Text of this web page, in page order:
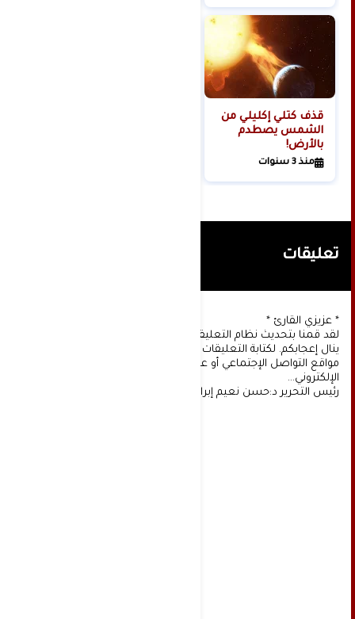
قذف كتلي إكليلي من
الشمس يصطدم
بالأرض!
منذ 3 سنوات
تعليقات
* عزيزي القارئ *
لقد قمنا بتحديث نظام التعليقات على موقعنا، ونأمل أن
ينال إعجابكم. لكتابة التعليقات يجب أولا التسجيل عن طريق
مواقع التواصل الإجتماعي أو عن طريق خدمة البريد
الإلكتروني...
رئيس التحرير د:حسن نعيم إبراهيم.